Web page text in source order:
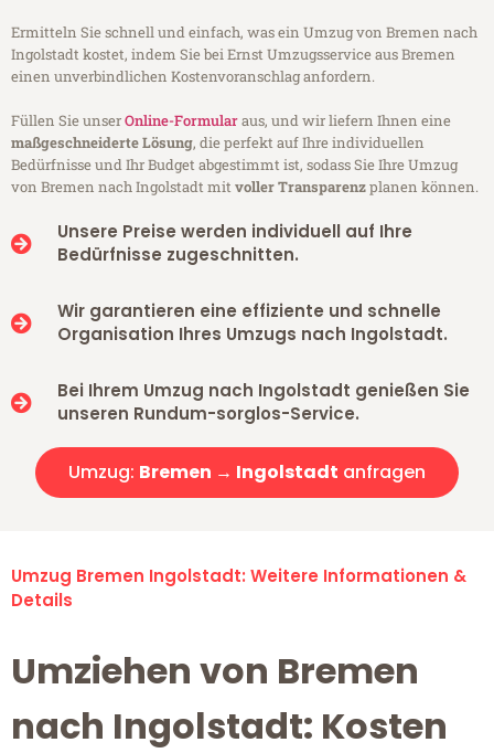
Ermitteln Sie schnell und einfach, was ein Umzug von Bremen nach
Ingolstadt kostet, indem Sie bei Ernst Umzugsservice aus Bremen
einen unverbindlichen Kostenvoranschlag anfordern.
Füllen Sie unserOnline-Formularaus, und wir liefern Ihnen eine
maßgeschneiderte Lösung, die perfekt auf Ihre individuellen
Bedürfnisse und Ihr Budget abgestimmt ist, sodass Sie Ihre Umzug
von Bremen nach Ingolstadt mitvoller Transparenzplanen können.
Unsere Preise werden individuell auf Ihre
Bedürfnisse zugeschnitten.
Wir garantieren eine effiziente und schnelle
Organisation Ihres Umzugs nach Ingolstadt.
Bei Ihrem Umzug nach Ingolstadt genießen Sie
unseren Rundum-sorglos-Service.
Umzug: Bremen → Ingolstadt anfragen
Umzug Bremen Ingolstadt: Weitere Informationen &
Details
Umziehen von Bremen
nach Ingolstadt: Kosten